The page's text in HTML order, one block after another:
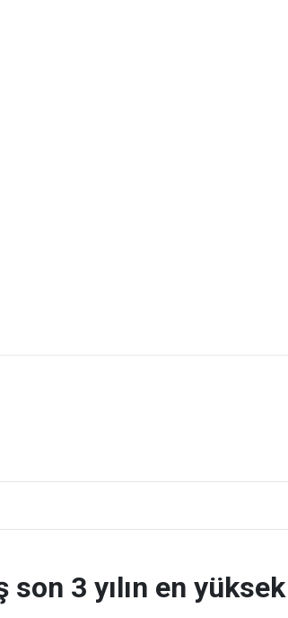
3 yılın en yüksek